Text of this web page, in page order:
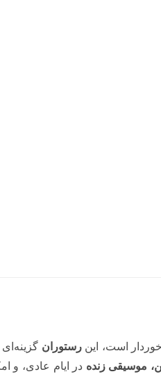
است، اینرستوران گزینه‌ای
موسیقی زنده در ایام عادی، و